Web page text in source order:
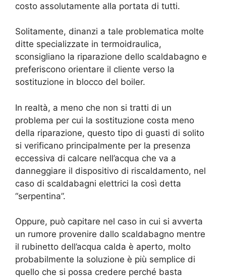
costo assolutamente alla portata di tutti.
Solitamente, dinanzi a tale problematica molte
ditte specializzate in termoidraulica,
sconsigliano la riparazione dello scaldabagno e
preferiscono orientare il cliente verso la
sostituzione in blocco del boiler.
In realtà, a meno che non si tratti di un
problema per cui la sostituzione costa meno
della riparazione, questo tipo di guasti di solito
si verificano principalmente per la presenza
eccessiva di calcare nell’acqua che va a
danneggiare il dispositivo di riscaldamento, nel
caso di scaldabagni elettrici la così detta
“serpentina”.
Oppure, può capitare nel caso in cui si avverta
un rumore provenire dallo scaldabagno mentre
il rubinetto dell’acqua calda è aperto, molto
probabilmente la soluzione è più semplice di
quello che si possa credere perché basta